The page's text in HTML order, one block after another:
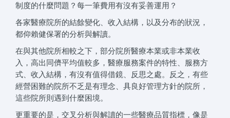
制度的什麼問題？每一筆費用有沒有妥善運用？
各家醫療院所的結餘變化、收入結構，以及分布的狀況，
都仰賴健保署的分析與解讀。
在與其他院所相較之下，部分院所醫療本業或非本業收
入，高出同儕平均值較多，醫療服務案件的特性、服務方
式、收入結構，有沒有值得借鏡、反思之處。反之，有些
經營困難的院所不乏是有理念、具良好管理方針的院所，
這些院所則遇到什麼困境。
更重要的是，交叉分析與解讀的一些醫療品質指標，像是